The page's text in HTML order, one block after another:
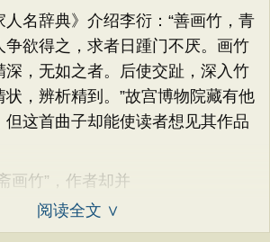
辞典》介绍李衍：“善画竹，青
争欲得之，求者日踵门不厌。画竹
深，无如之者。后使交趾，深入竹
状，辨析精到。”故宫博物院藏有他
但这首曲子却能使读者想见其作品
竹”，作者却并
阅读全文 ∨